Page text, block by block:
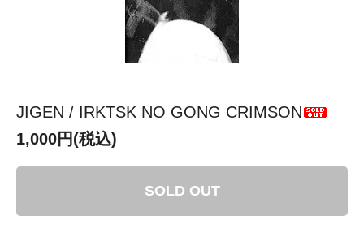
JIGEN / IRKTSK NO GONG CRIMSON
1,000円(税込)
SOLD OUT